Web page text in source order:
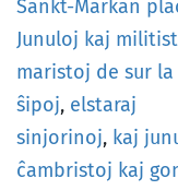
Sankt-Markan
Junuloj kaj
maristoj de sur la
ŝipoj, elstaraj
sinjorinoj, kaj
ĉambristoj kaj